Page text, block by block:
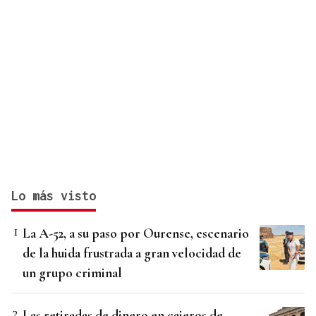
Lo más visto
La A-52, a su paso por Ourense, escenario
de la huida frustrada a gran velocidad de
un grupo criminal